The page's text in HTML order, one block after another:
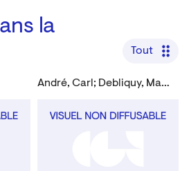
la
Tout
André, Carl; Debliquy, Marie-Line; Dervaux, Laurence; Devolder, Eddy; Lambotte, André; Mahieu, Jean-Marie et al.